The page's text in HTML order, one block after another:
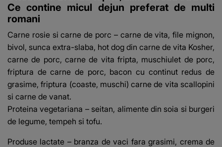
Ce contine micul dejun preferat de multi
romani
Carne rosie si carne de porc – carne de vita, file mignon,
bivol, sunca extra-slaba, hot dog din carne de vita Kosher,
carne de porc, carne de vita fripta, muschiulet de porc,
friptura de carne de porc, bacon cu continut redus de
grasime, friptura (coaste, muschi) carne de vita scallopini
si carne de vanat.
Proteina vegetariana – seitan, alimente din soia si burgeri
de legume, tempeh si tofu.
Produse lactate – branza de vaci fara grasimi, crema de